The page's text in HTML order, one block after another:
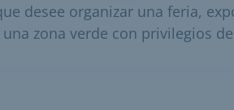
desee organizar una feria,
zona verde con privilegios